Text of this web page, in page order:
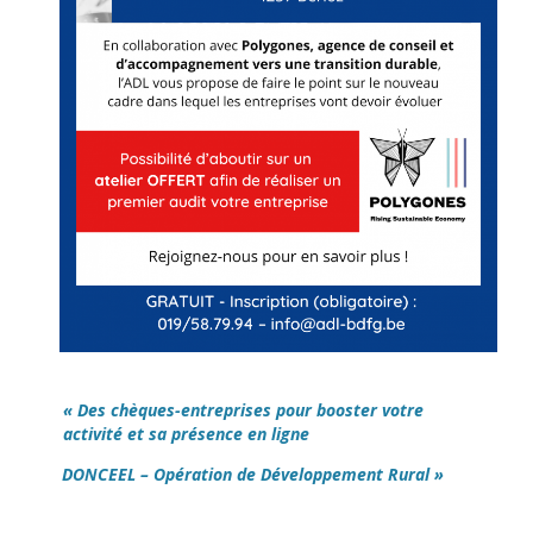
« Des chèques-entreprises pour booster votre
activité et sa présence en ligne
DONCEEL – Opération de Développement Rural »